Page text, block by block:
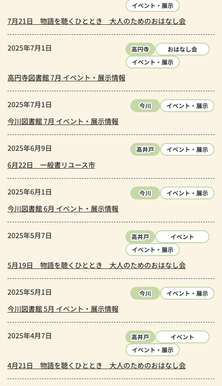
イベント・展示
7月21日 物語を聴くひととき 大人のためのおはなし会
2025年7月1日 高円寺
おはなし会
イベント・展示
高円寺図書館 7月 イベント・展示情報
2025年7月1日 今川 イベント・展示
今川図書館 7月 イベント・展示情報
2025年6月9日 高井戸 イベント・展示
6月22日 一般書リユース市
2025年6月1日 今川 イベント・展示
今川図書館 6月 イベント・展示情報
2025年5月7日 高井戸
イベント
イベント・展示
5月19日 物語を聴くひととき 大人のためのおはなし会
2025年5月1日 今川 イベント・展示
今川図書館 5月 イベント・展示情報
2025年4月7日 高井戸
イベント
イベント・展示
4月21日 物語を聴くひととき 大人のためのおはなし会